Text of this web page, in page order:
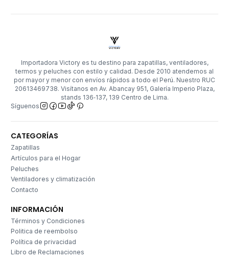
Importadora Victory es tu destino para zapatillas, ventiladores,
termos y peluches con estilo y calidad. Desde 2010 atendemos al
por mayor y menor con envíos rápidos a todo el Perú. Nuestro RUC
20613469738. Visítanos en Av. Abancay 951, Galería Imperio Plaza,
stands 136‑137, 139 Centro de Lima.
Síguenos
CATEGORÍAS
Zapatillas
Artículos para el Hogar
Peluches
Ventiladores y climatización
Contacto
INFORMACIÓN
Términos y Condiciones
Politica de reembolso
Política de privacidad
Libro de Reclamaciones